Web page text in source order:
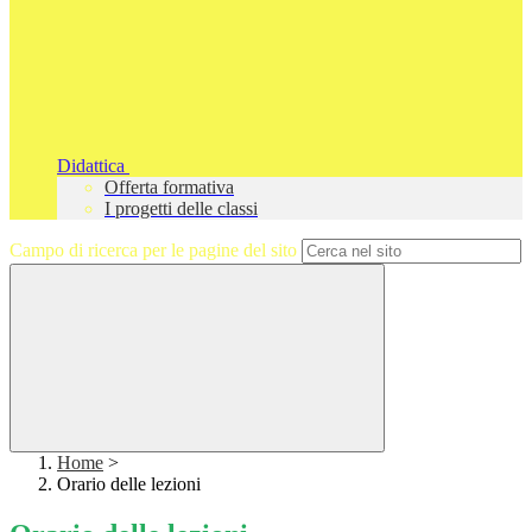
Didattica
Offerta formativa
I progetti delle classi
Campo di ricerca per le pagine del sito
Home >
Orario delle lezioni